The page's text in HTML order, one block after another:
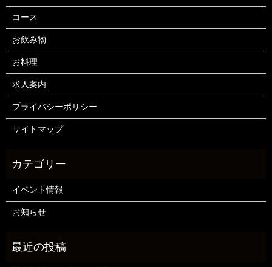
コース
お飲み物
お料理
求人案内
プライバシーポリシー
サイトマップ
イベント情報
お知らせ